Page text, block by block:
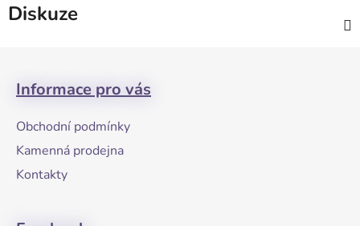
Diskuze
Informace pro vás
Obchodní podmínky
Kamenná prodejna
Kontakty